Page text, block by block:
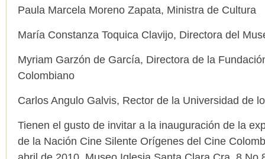
Paula Marcela Moreno Zapata, Ministra de Cultura
María Constanza Toquica Clavijo, Directora del
Myriam Garzón de García, Directora de la
Colombiano
Carlos Angulo Galvis, Rector de la Universidad de
Tienen el gusto de invitar a la inauguración de la
de la Nación Cine Silente Orígenes del Cine